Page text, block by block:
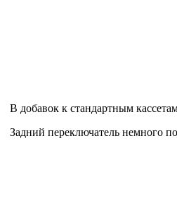
В добавок к стандартным
Задний переключатель немного